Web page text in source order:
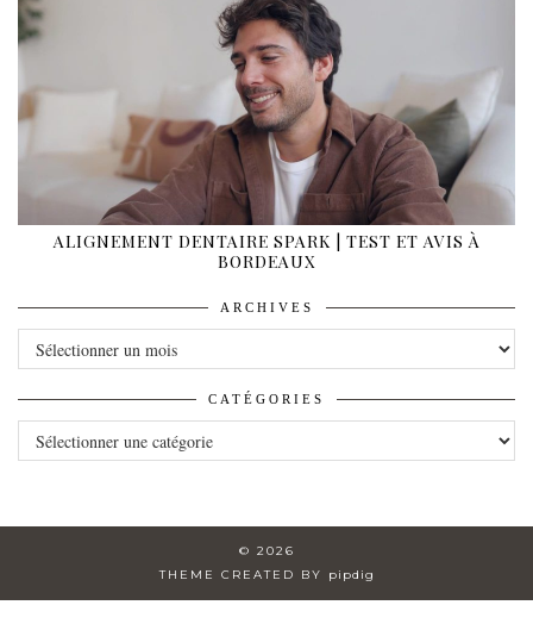
ALIGNEMENT DENTAIRE SPARK | TEST ET AVIS À
BORDEAUX
ARCHIVES
ARCHIVES
CATÉGORIES
CATÉGORIES
© 2026
THEME CREATED BY
pipdig